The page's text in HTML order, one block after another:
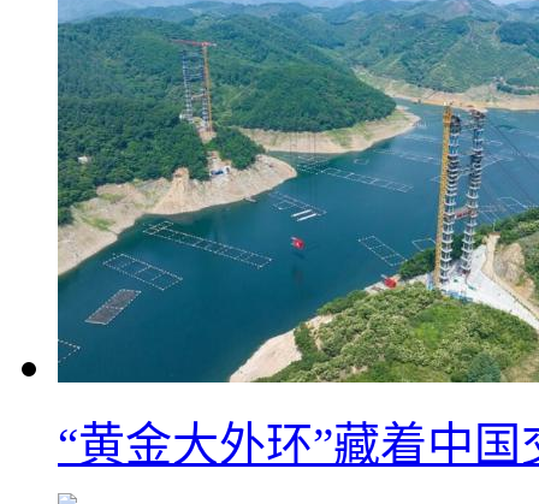
“黄金大外环”藏着中